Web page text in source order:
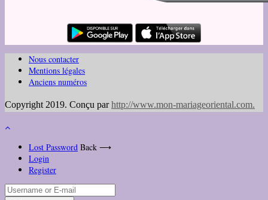
Nous contacter
Mentions légales
Anciens numéros
Copyright 2019. Conçu parhttp://www.mon-mariageoriental.com.
Lost Password Back ⟶
Login
Register